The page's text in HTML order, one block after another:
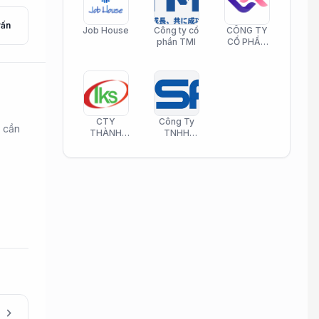
cần
chevron_right
Job House
Công ty cổ
phần TMI
CÔNG TY
CỔ PHẦN
CTY
THÀNH
PHAMATECH
Công Ty
TNHH
Phần Mềm